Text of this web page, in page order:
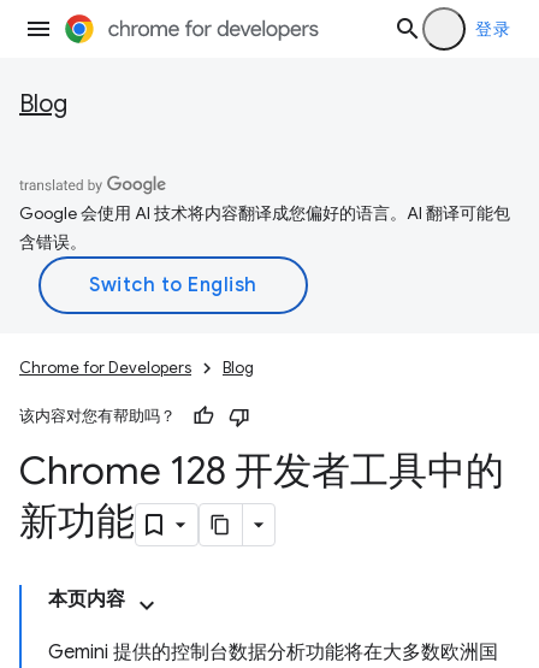
登录
Blog
Google 会使用 AI 技术将内容翻译成您偏好的语言。AI 翻译可能包
含错误。
Chrome for Developers Blog
该内容对您有帮助吗？
Chrome 128 开发者工具中的
新功能
本页内容
Gemini 提供的控制台数据分析功能将在大多数欧洲国